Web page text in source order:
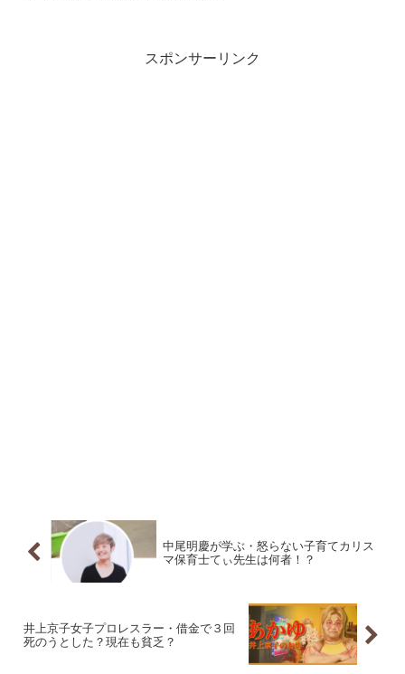
スポンサーリンク
中尾明慶が学ぶ・怒らない子育てカリス
マ保育士てぃ先生は何者！？
井上京子女子プロレスラー・借金で３回
死のうとした？現在も貧乏？